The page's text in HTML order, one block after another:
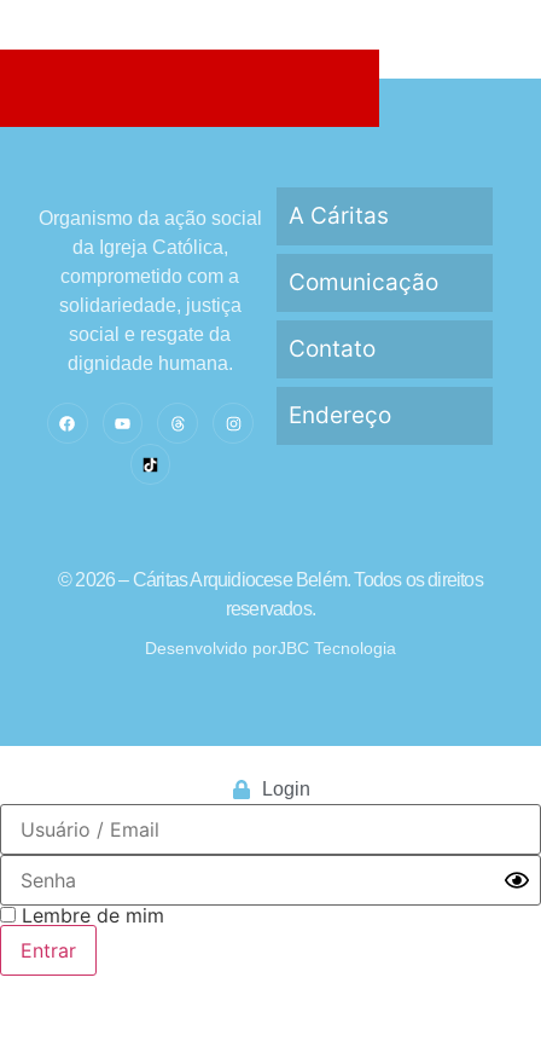
Organismo da ação social
da Igreja Católica,
comprometido com a
solidariedade, justiça
social e resgate da
dignidade humana.
A Cáritas
Comunicação
Contato
Endereço
© 2026 – Cáritas Arquidiocese Belém. Todos os direitos
reservados.
Desenvolvido porJBC Tecnologia
Login
Lembre de mim